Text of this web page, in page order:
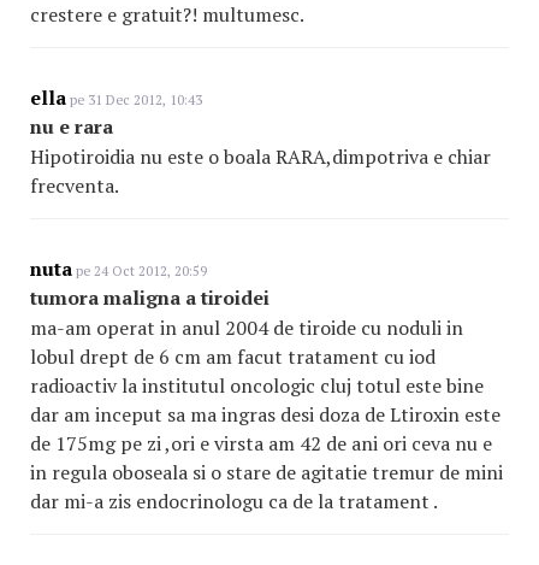
crestere e gratuit?! multumesc.
ella pe 31 Dec 2012, 10:43
nu e rara
Hipotiroidia nu este o boala RARA,dimpotriva e chiar
frecventa.
nuta pe 24 Oct 2012, 20:59
tumora maligna a tiroidei
ma-am operat in anul 2004 de tiroide cu noduli in
lobul drept de 6 cm am facut tratament cu iod
radioactiv la institutul oncologic cluj totul este bine
dar am inceput sa ma ingras desi doza de Ltiroxin este
de 175mg pe zi ,ori e virsta am 42 de ani ori ceva nu e
in regula oboseala si o stare de agitatie tremur de mini
dar mi-a zis endocrinologu ca de la tratament .